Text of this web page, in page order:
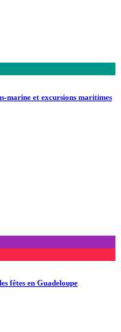
marine et excursions maritimes
fêtes en Guadeloupe